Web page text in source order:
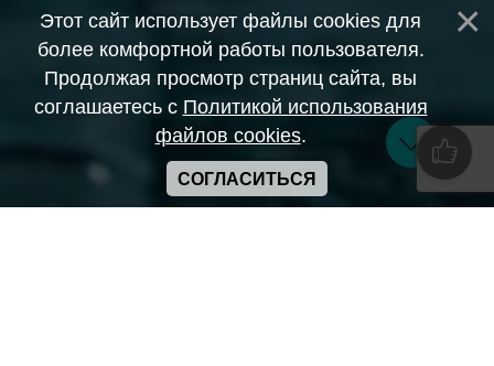
Этот сайт использует файлы cookies для
более комфортной работы пользователя.
Продолжая просмотр страниц сайта, вы
соглашаетесь с Политикой использования
файлов cookies.
СОГЛАСИТЬСЯ